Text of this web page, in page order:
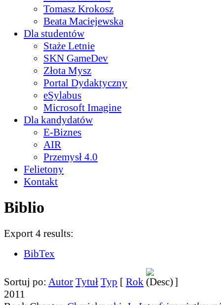
Tomasz Krokosz
Beata Maciejewska
Dla studentów
Staże Letnie
SKN GameDev
Złota Mysz
Portal Dydaktyczny
eSylabus
Microsoft Imagine
Dla kandydatów
E-Biznes
AIR
Przemysł 4.0
Felietony
Kontakt
Biblio
Export 4 results:
BibTex
Sortuj po: Autor Tytuł Typ [ Rok
]
2011